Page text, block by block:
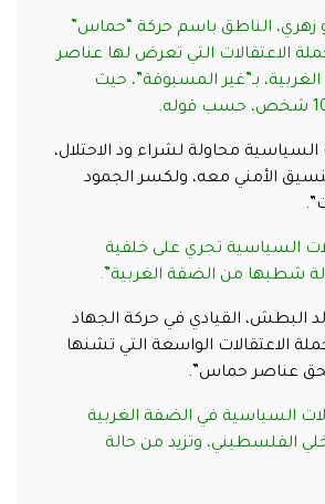
الناطق باسم حركة “حماس”
الاعتقالات التي تعرض لها عناصر
بـ”غير المسبوقة”، حيث
السياسية محاولة لشراء ود الاحتلال،
الأمني معه، ولكسر الجمود
السياسية تجري على خلفية
شطبها من الضفة الغربية”.
البطش، القيادي في حركة الجهاد
الاعتقالات الواسعة التي تشنها
بحق عناصر حماس”.
السياسية في الضفة الغربية
الفلسطيني، وتزيد من حالة